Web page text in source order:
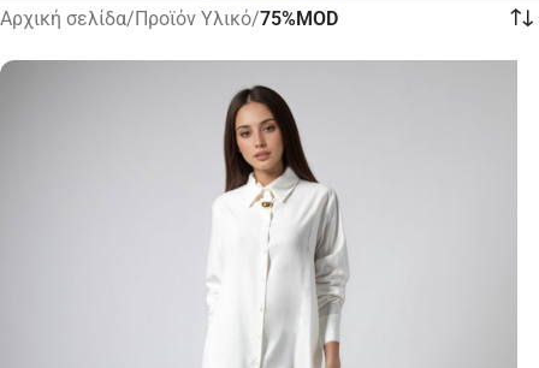
Αρχική σελίδα/Προϊόν Υλικό/75%MOD